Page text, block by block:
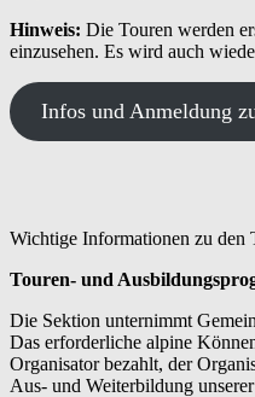
Hinweis: Die Touren werden
einzusehen. Es wird auch
Infos und Anmeldung
Wichtige Informationen zu den
Touren- und
Die Sektion unternimmt
Das erforderliche alpine
Organisator bezahlt, der
Aus- und Weiterbildung